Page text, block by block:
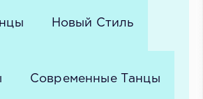
Новый Стиль
Современные Танцы